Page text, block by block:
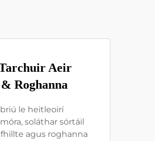
Aeir
Roghanna
le heitleoirí
soláthar sórtáil
agus roghanna